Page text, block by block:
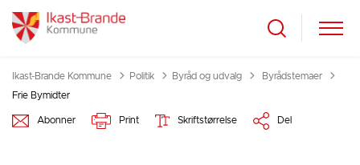
Ikast-Brande Kommune Politik Byråd og udvalg
Tilbage til
Byrådstemaer
Frie Bymidter
Abonner Print Skriftstørrelse Del